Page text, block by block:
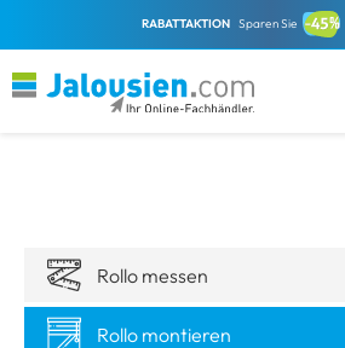
RABATTAKTION Sparen Sie
Rollo messen
Rollo montieren